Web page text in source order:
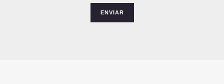
i
p
ENVIAR